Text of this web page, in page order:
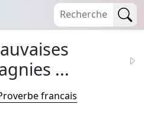
...
francais